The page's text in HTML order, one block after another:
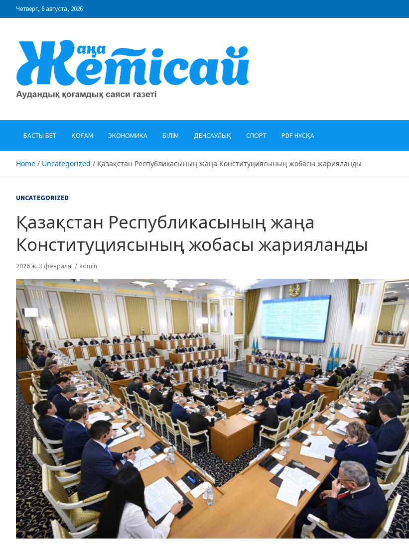
to
Четверг, 6 августа, 2026
"Жаңа Жетісай" газеті
БАСТЫ БЕТ ҚОҒАМ ЭКОНОМИКА БІЛІМ ДЕНСАУЛЫҚ СПОРТ PDF НҰСҚА
Home Uncategorized Қазақстан Республикасының жаңа Конституциясының жобасы жарияланды
UNCATEGORIZED
Қазақстан Республикасының жаңа
Конституциясының жобасы жарияланды
2026 ж. 3 февраля admin